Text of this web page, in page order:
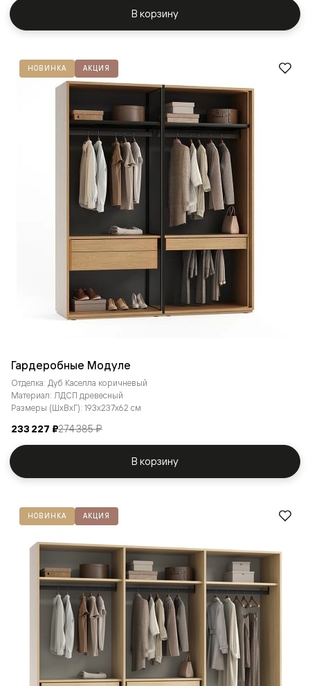
В корзину
НОВИНКА АКЦИЯ
Гардеробные Модуле
Отделка: Дуб Каселла коричневый
Материал: ЛДСП древесный
Размеры (ШxВxГ): 193x237x62 см
233 227 ₽274 385 ₽
В корзину
НОВИНКА АКЦИЯ